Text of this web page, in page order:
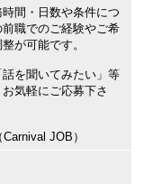
間・日数や条件につ
職でのご経験やご希
が可能です。
話を聞いてみたい」等
気軽にご応募下さ
JOB）